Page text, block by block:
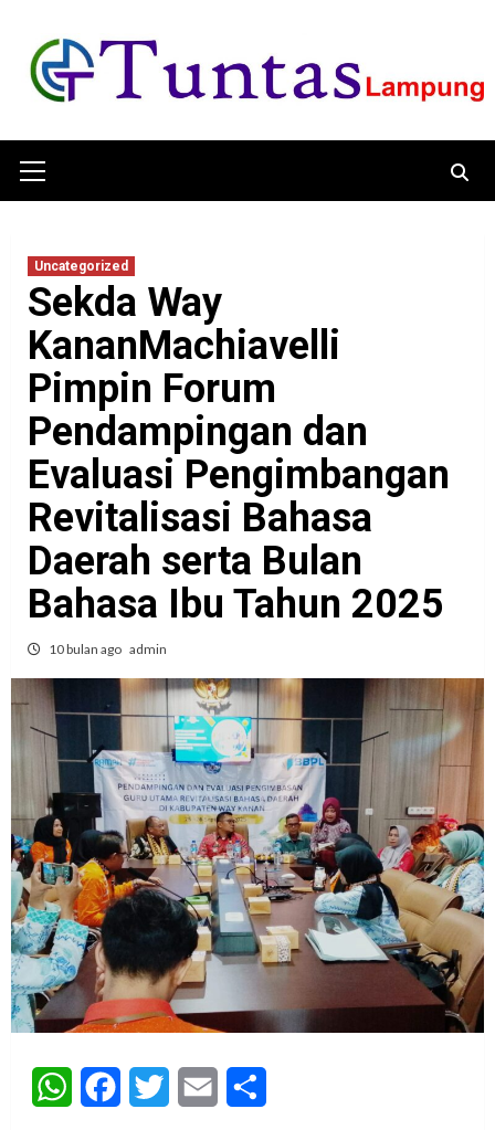
content
Menu
Uncategorized
Sekda Way
KananMachiavelli
Pimpin Forum
Pendampingan dan
Evaluasi Pengimbangan
Revitalisasi Bahasa
Daerah serta Bulan
Bahasa Ibu Tahun 2025
10 bulan ago admin
WhatsAppFacebookTwitter Email